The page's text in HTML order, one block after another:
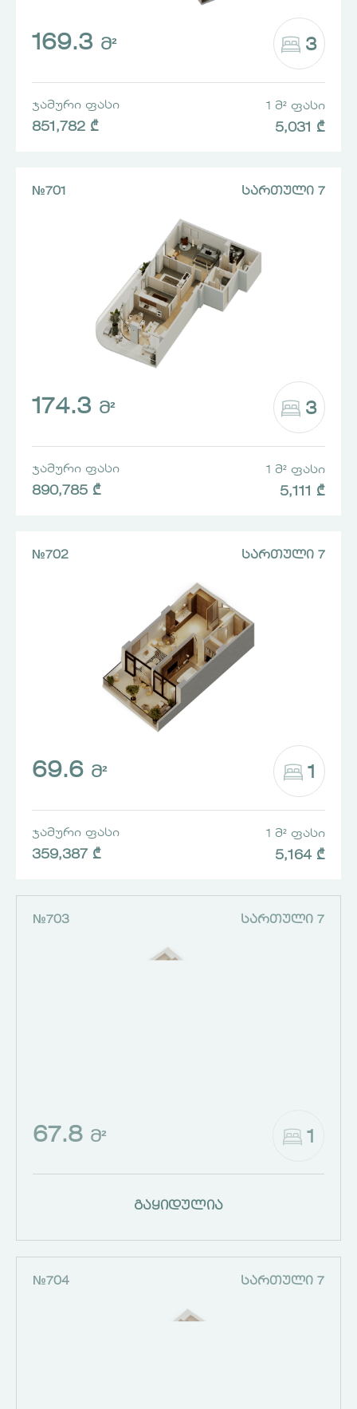
169.3 Მ² 3
ᲯᲐᲛᲣᲠᲘ ᲤᲐᲡᲘ
851,782 ₾
1 Მ² ᲤᲐᲡᲘ
5,031 ₾
№701 ᲡᲐᲠᲗᲣᲚᲘ 7
174.3 Მ² 3
ᲯᲐᲛᲣᲠᲘ ᲤᲐᲡᲘ
890,785 ₾
1 Მ² ᲤᲐᲡᲘ
5,111 ₾
№702 ᲡᲐᲠᲗᲣᲚᲘ 7
69.6 Მ² 1
ᲯᲐᲛᲣᲠᲘ ᲤᲐᲡᲘ
359,387 ₾
1 Მ² ᲤᲐᲡᲘ
5,164 ₾
№703 ᲡᲐᲠᲗᲣᲚᲘ 7
67.8 Მ² 1
გაყიდულია
№704 ᲡᲐᲠᲗᲣᲚᲘ 7